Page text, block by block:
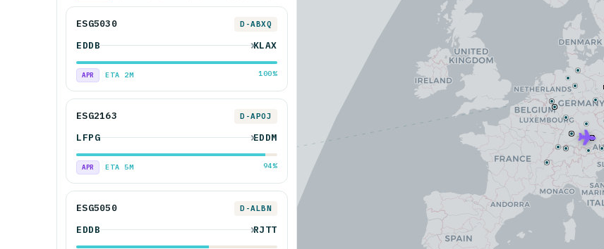
ESG5030 D-ABXQ
EDDB KLAX
APR ETA 2M 100%
ESG2163 D-APOJ
LFPG EDDM
APR ETA 5M 94%
ESG5050 D-ALBN
EDDB RJTT